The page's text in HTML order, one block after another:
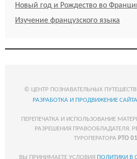
Новый год и Рождество во
Изучение французского языка
© ЦЕНТР ПОЗНАВАТЕЛЬНЫХ
РАЗРАБОТКА И ПРОДВИЖЕНИЕ
ПЕРЕПЕЧАТКА И ИСПОЛЬЗОВАНИЕ
РАЗРЕШЕНИЯ ПРАВООБЛАДАТЕЛЯ.
ТУРОПЕРАТОРА РТО
ВЫ ПРИНИМАЕТЕ УСЛОВИЯ ПОЛИТИКИ В